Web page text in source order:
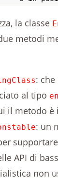
la classe
metodi
: che
al tipo
il metodo è
: un
API di
non